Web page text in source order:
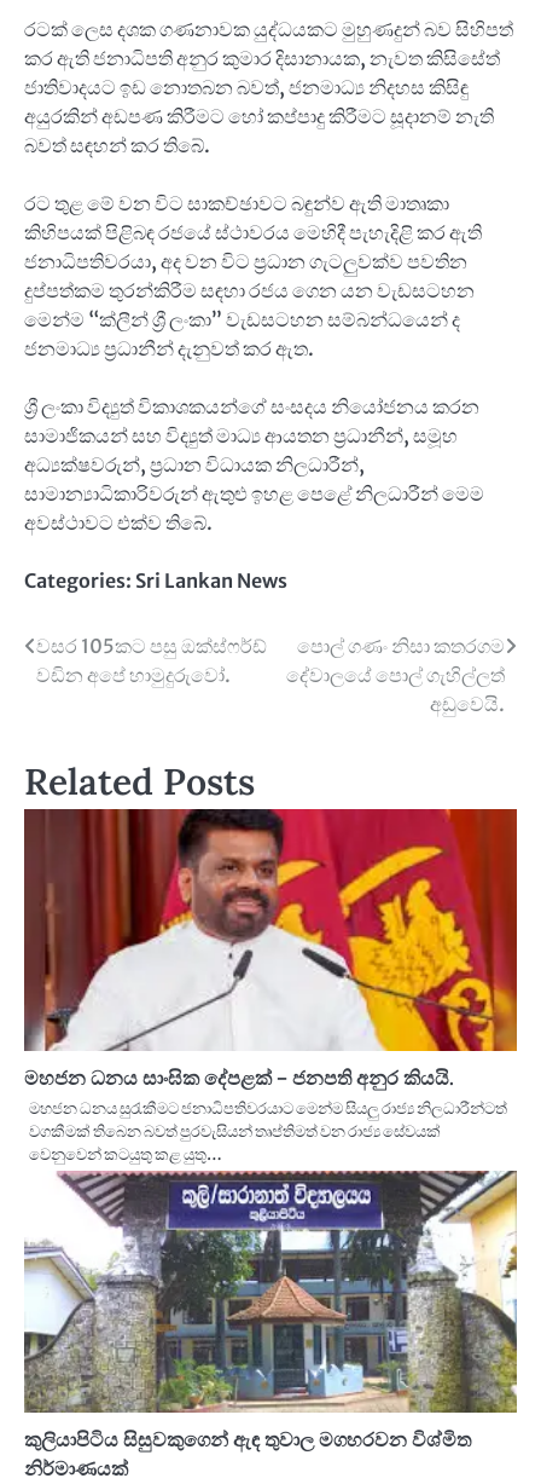
රටක් ලෙස දශක ගණනාවක යුද්ධයකට මුහුණදුන් බව සිහිපත්
කර ඇති ජනාධිපති අනුර කුමාර දිසානායක, නැවත කිසිසේත්
ජාතිවාදයට ඉඩ නොතබන බවත්, ජනමාධ්‍ය නිදහස කිසිඳු
අයුරකින් අඩපණ කිරීමට හෝ කප්පාදු කිරීමට සූදානම් නැති
බවත් සඳහන් කර තිබේ.
රට තුළ මේ වන විට සාකච්ඡාවට බඳුන්ව ඇති මාතෘකා
කිහිපයක් පිළිබඳ රජයේ ස්ථාවරය මෙහිදී පැහැදිළි කර ඇති
ජනාධිපතිවරයා, අද වන විට ප්‍රධාන ගැටලුවක්ව පවතින
දුප්පත්කම තුරන්කිරීම සඳහා රජය ගෙන යන වැඩසටහන
මෙන්ම “ක්ලීන් ශ්‍රී ලංකා” වැඩසටහන සම්බන්ධයෙන් ද
ජනමාධ්‍ය ප්‍රධානීන් දැනුවත් කර ඇත.
ශ්‍රී ලංකා විද්‍යුත් විකාශකයන්ගේ සංසදය නියෝජනය කරන
සාමාජිකයන් සහ විද්‍යුත් මාධ්‍ය ආයතන ප්‍රධානීන්, සමූහ
අධ්‍යක්ෂවරුන්, ප්‍රධාන විධායක නිලධාරීන්,
සාමාන්‍යාධිකාරිවරුන් ඇතුළු ඉහළ පෙළේ නිලධාරීන් මෙම
අවස්ථාවට එක්ව තිබේ.
Categories: Sri Lankan News
Post
navigation
වසර 105කට පසු ඔක්ස්ෆර්ඩ්
වඩින අපේ හාමුදුරුවෝ.
පොල් ගණං නිසා කතරගම
දේවාලයේ පොල් ගැහිල්ලත්
අඩුවෙයි.
Related Posts
මහජන ධනය සාංඝික දේපළක් – ජනපති අනුර කියයි.
මහජන ධනය සුරැකීමට ජනාධිපතිවරයාට මෙන්ම සියලු රාජ්‍ය නිලධාරීන්ටත්
වගකීමක් තිබෙන බවත් පුරවැසියන් තෘප්තිමත් වන රාජ්‍ය සේවයක්
වෙනුවෙන් කටයුතු කළ යුතු…
කුලියාපිටිය සිසුවකුගෙන් ඇඳ තුවාල මගහරවන විශ්මිත
නිර්මාණයක්